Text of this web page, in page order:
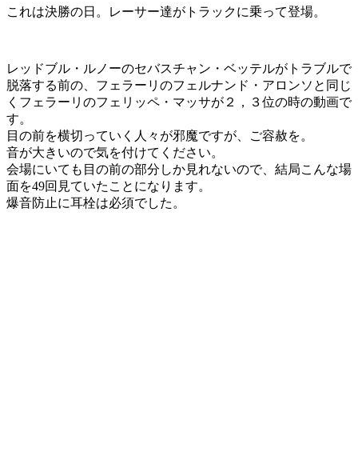
これは決勝の日。レーサー達がトラックに乗って登場。
レッドブル・ルノーのセバスチャン・ベッテルがトラブルで
脱落する前の、フェラーリのフェルナンド・アロンソと同じ
くフェラーリのフェリッペ・マッサが２，３位の時の動画で
す。
目の前を横切っていく人々が邪魔ですが、ご容赦を。
音が大きいので気を付けてください。
会場にいても目の前の部分しか見れないので、結局こんな場
面を49回見ていたことになります。
爆音防止に耳栓は必須でした。